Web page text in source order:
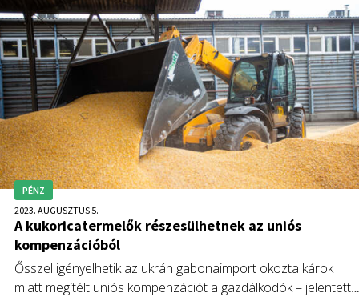
PÉNZ
2023. AUGUSZTUS 5.
A kukoricatermelők részesülhetnek az uniós
kompenzációból
Ősszel igényelhetik az ukrán gabonaimport okozta károk
miatt megítélt uniós kompenzációt a gazdálkodók – jelentette